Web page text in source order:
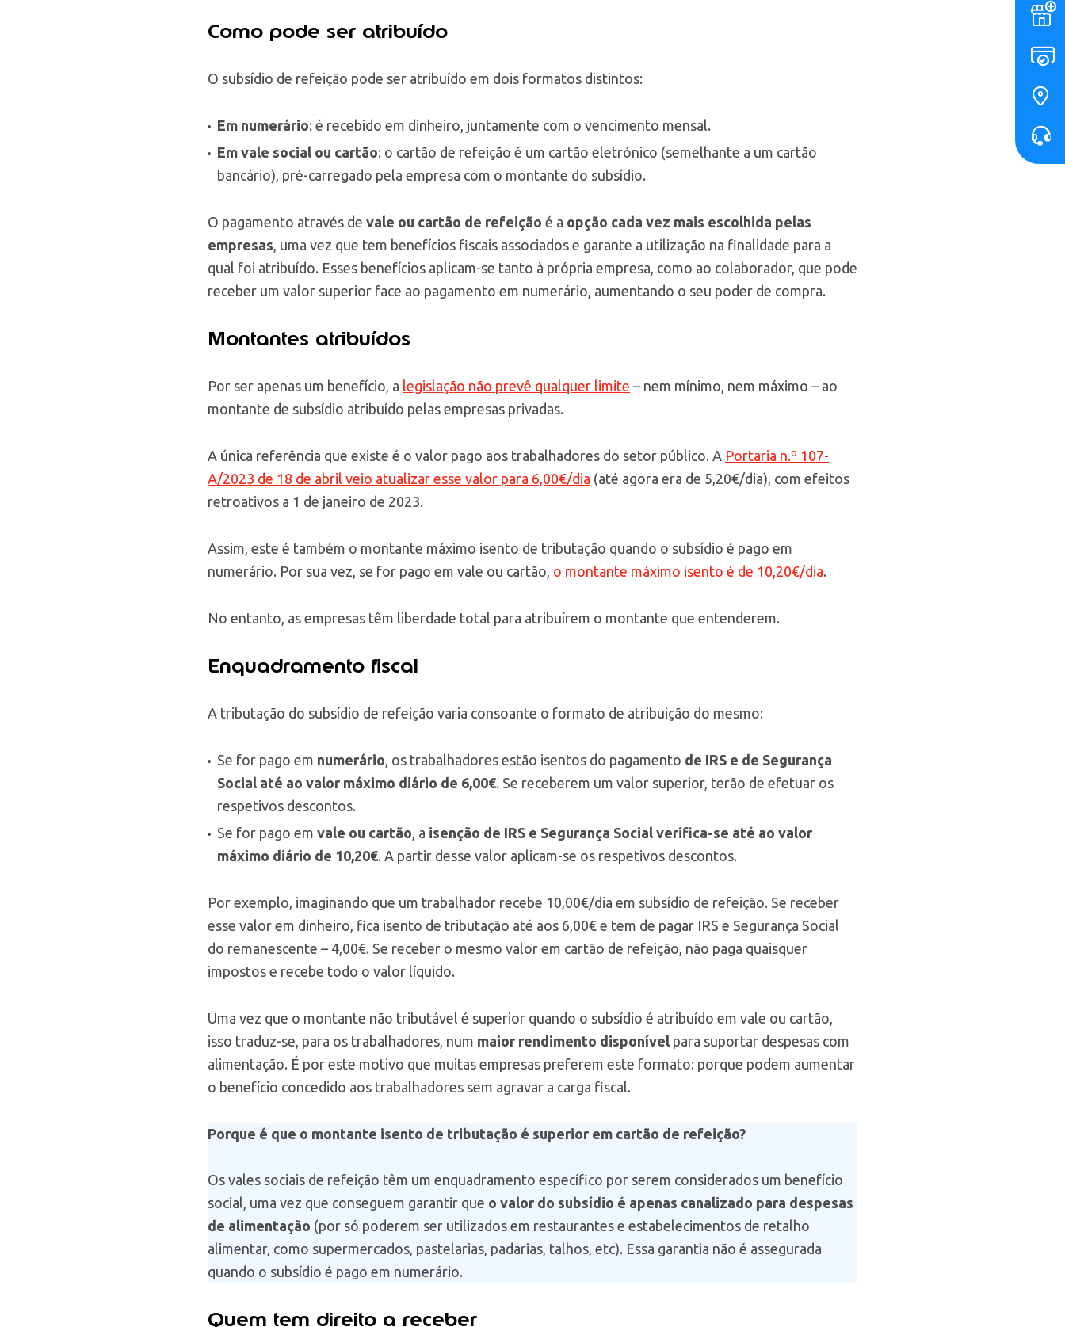
Como pode ser atribuído
O subsídio de refeição pode ser atribuído em dois formatos distintos:
Em numerário: é recebido em dinheiro, juntamente com o vencimento mensal.
Em vale social ou cartão: o cartão de refeição é um cartão eletrónico (semelhante a um cartão
bancário), pré-carregado pela empresa com o montante do subsídio.
O pagamento através de vale ou cartão de refeição é a opção cada vez mais escolhida pelas
empresas , uma vez que tem benefícios fiscais associados e garante a utilização na finalidade para a
qual foi atribuído. Esses benefícios aplicam-se tanto à própria empresa, como ao colaborador, que pode
receber um valor superior face ao pagamento em numerário, aumentando o seu poder de compra.
Montantes atribuídos
Por ser apenas um benefício, a legislação não prevê qualquer limite – nem mínimo, nem máximo – ao
montante de subsídio atribuído pelas empresas privadas.
A única referência que existe é o valor pago aos trabalhadores do setor público. A Portaria n.º 107-
A/2023 de 18 de abril veio atualizar esse valor para 6,00€/dia (até agora era de 5,20€/dia), com efeitos
retroativos a 1 de janeiro de 2023.
Assim, este é também o montante máximo isento de tributação quando o subsídio é pago em
numerário. Por sua vez, se for pago em vale ou cartão, o montante máximo isento é de 10,20€/dia.
No entanto, as empresas têm liberdade total para atribuírem o montante que entenderem.
Enquadramento fiscal
A tributação do subsídio de refeição varia consoante o formato de atribuição do mesmo:
Se for pago em numerário , os trabalhadores estão isentos do pagamento de IRS e de Segurança
Social até ao valor máximo diário de 6,00€. Se receberem um valor superior, terão de efetuar os
respetivos descontos.
Se for pago em vale ou cartão , a isenção de IRS e Segurança Social verifica-se até ao valor
máximo diário de 10,20€. A partir desse valor aplicam-se os respetivos descontos.
Por exemplo, imaginando que um trabalhador recebe 10,00€/dia em subsídio de refeição. Se receber
esse valor em dinheiro, fica isento de tributação até aos 6,00€ e tem de pagar IRS e Segurança Social
do remanescente – 4,00€. Se receber o mesmo valor em cartão de refeição, não paga quaisquer
impostos e recebe todo o valor líquido.
Uma vez que o montante não tributável é superior quando o subsídio é atribuído em vale ou cartão,
isso traduz-se, para os trabalhadores, num maior rendimento disponível para suportar despesas com
alimentação. É por este motivo que muitas empresas preferem este formato: porque podem aumentar
o benefício concedido aos trabalhadores sem agravar a carga fiscal.
Porque é que o montante isento de tributação é superior em cartão de refeição?
Os vales sociais de refeição têm um enquadramento específico por serem considerados um benefício
social, uma vez que conseguem garantir que o valor do subsídio é apenas canalizado para despesas
de alimentação (por só poderem ser utilizados em restaurantes e estabelecimentos de retalho
alimentar, como supermercados, pastelarias, padarias, talhos, etc). Essa garantia não é assegurada
quando o subsídio é pago em numerário.
Quem tem direito a receber